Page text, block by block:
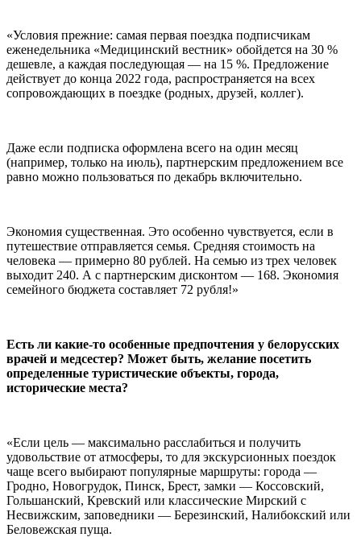
«Условия прежние: самая первая поездка подписчикам
еженедельника «Медицинский вестник» обойдется на 30 %
дешевле, а каждая последующая — на 15 %. Предложение
действует до конца 2022 года, распространяется на всех
сопровождающих в поездке (родных, друзей, коллег).
Даже если подписка оформлена всего на один месяц
(например, только на июль), партнерским предложением все
равно можно пользоваться по декабрь включительно.
Экономия существенная. Это особенно чувствуется, если в
путешествие отправляется семья. Средняя стоимость на
человека — примерно 80 рублей. На семью из трех человек
выходит 240. А с партнерским дисконтом — 168. Экономия
семейного бюджета составляет 72 рубля!»
Есть ли какие-то особенные предпочтения у белорусских
врачей и медсестер? Может быть, желание посетить
определенные туристические объекты, города,
исторические места?
«Если цель — максимально расслабиться и получить
удовольствие от атмосферы, то для экскурсионных поездок
чаще всего выбирают популярные маршруты: города —
Гродно, Новогрудок, Пинск, Брест, замки — Коссовский,
Гольшанский, Кревский или классические Мирский с
Несвижским, заповедники — Березинский, Налибокский или
Беловежская пуща.